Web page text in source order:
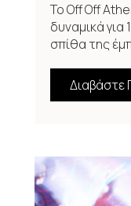
Το Off Off
δυναμικά για
σπίθα της
Διαβάστε